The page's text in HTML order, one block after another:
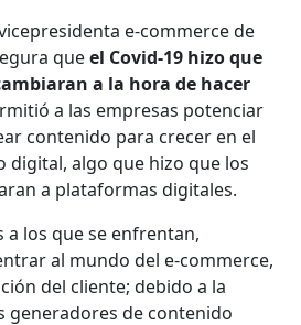
e-commerce de
queel Covid-19 hizo que
a la hora de hacer
a las empresas potenciar
contenido para crecer en el
digital, algo que hizo que los
a plataformas digitales.
a los que se enfrentan,
al mundo del e-commerce,
del cliente; debido a la
generadores de contenido